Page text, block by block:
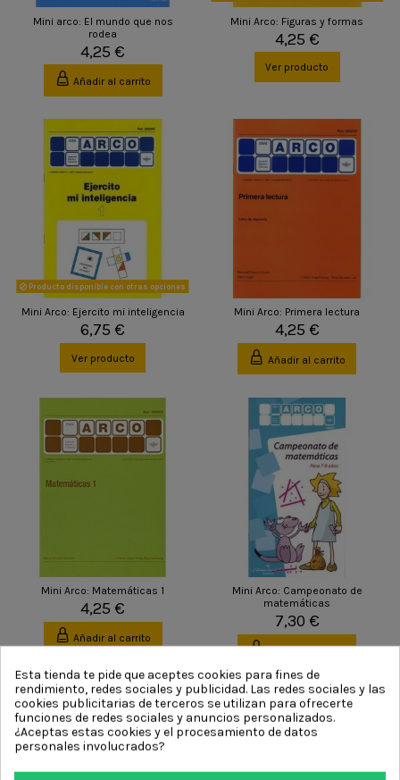
Mini arco: El mundo que nos
rodea
4,25 €
Añadir al carrito
Mini Arco: Figuras y formas
4,25 €
Ver producto
Producto disponible con otras opciones
Mini Arco: Ejercito mi inteligencia
6,75 €
Ver producto
Mini Arco: Primera lectura
4,25 €
Añadir al carrito
Mini Arco: Matemáticas 1
4,25 €
Añadir al carrito
Mini Arco: Campeonato de
matemáticas
7,30 €
Añadir al carrito
Esta tienda te pide que aceptes cookies para fines de
rendimiento, redes sociales y publicidad. Las redes sociales y las
cookies publicitarias de terceros se utilizan para ofrecerte
funciones de redes sociales y anuncios personalizados.
¿Aceptas estas cookies y el procesamiento de datos
personales involucrados?